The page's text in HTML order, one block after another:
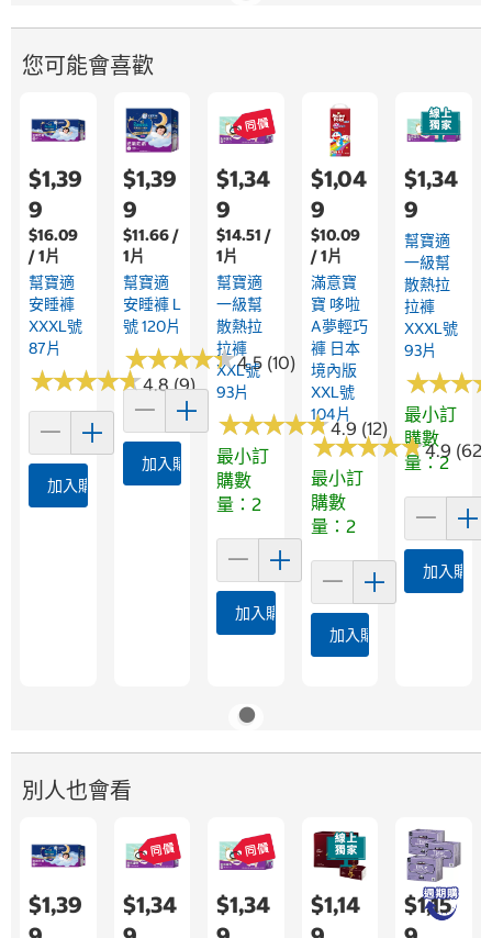
您可能會喜歡
$1,39
9
$16.09
/ 1片
幫寶適
安睡褲
XXXL號
87片
★★★★★
★★★★★4.8 (9)
加入購物車
$1,39
9
$11.66 /
1片
幫寶適
安睡褲 L
號 120片
★★★★★
★★★★★4.5 (10)
加入購物車
$1,34
9
$14.51 /
1片
幫寶適
一級幫
散熱拉
拉褲
XXL號
93片
★★★★★
★★★★★4.9 (12)
最小訂
購數
量：2
加入購物車
$1,04
9
$10.09
/ 1片
滿意寶
寶 哆啦
A夢輕巧
褲 日本
境內版
XXL號
104片
★★★★★
★★★★★4.9 (62)
最小訂
購數
量：2
加入購物車
$1,34
9
幫寶適
一級幫
散熱拉
拉褲
XXXL號
93片
★★★
★★★
最小訂
購數
量：2
加入購物
別人也會看
$1,39
$1,34
$1,34
$1,14
$1,15